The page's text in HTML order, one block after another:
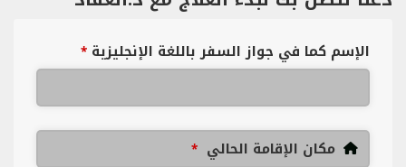
الإسم كما في جواز السفر باللغة الإنجليزية *
مكان الإقامة الحالي *